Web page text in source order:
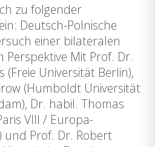
zu folgender
Deutsch-Polnische
einer bilateralen
Mit Prof. Dr.
(Freie Universität Berlin),
(Humboldt Universität
Dr. habil. Thomas
VIII / Europa-
und Prof. Dr. Robert